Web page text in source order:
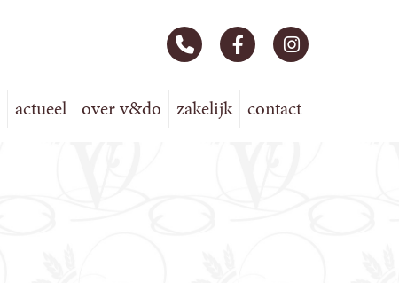
actueel over v&do zakelijk contact